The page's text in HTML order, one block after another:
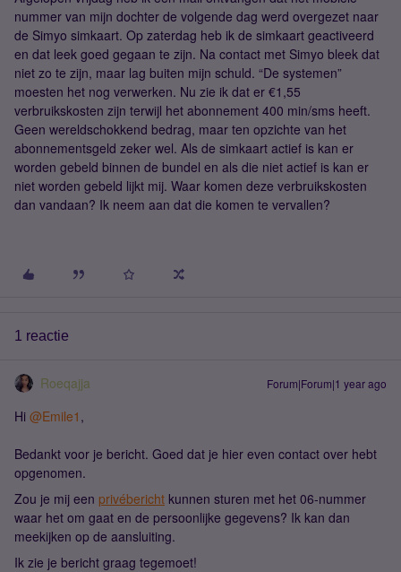
nummer van mijn dochter de volgende dag werd overgezet naar
de Simyo simkaart. Op zaterdag heb ik de simkaart geactiveerd
en dat leek goed gegaan te zijn. Na contact met Simyo bleek dat
niet zo te zijn, maar lag buiten mijn schuld. “De systemen”
moesten het nog verwerken. Nu zie ik dat er €1,55
verbruikskosten zijn terwijl het abonnement 400 min/sms heeft.
Geen wereldschokkend bedrag, maar ten opzichte van het
abonnementsgeld zeker wel. Als de simkaart actief is kan er
worden gebeld binnen de bundel en als die niet actief is kan er
niet worden gebeld lijkt mij. Waar komen deze verbruikskosten
dan vandaan? Ik neem aan dat die komen te vervallen?
1 reactie
Roeqajja Forum|Forum|1 year ago
Hi ​ @Emile1 ,
Bedankt voor je bericht. Goed dat je hier even contact over hebt
opgenomen.
Zou je mij een privébericht kunnen sturen met het 06-nummer
waar het om gaat en de persoonlijke gegevens? Ik kan dan
meekijken op de aansluiting.
Ik zie je bericht graag tegemoet!